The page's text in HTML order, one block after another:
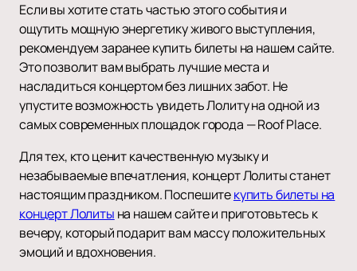
Если вы хотите стать частью этого события и
ощутить мощную энергетику живого выступления,
рекомендуем заранее купить билеты на нашем сайте.
Это позволит вам выбрать лучшие места и
насладиться концертом без лишних забот. Не
упустите возможность увидеть Лолиту на одной из
самых современных площадок города — Roof Place.
Для тех, кто ценит качественную музыку и
незабываемые впечатления, концерт Лолиты станет
настоящим праздником. Поспешитекупить билеты на
концерт Лолиты на нашем сайте и приготовьтесь к
вечеру, который подарит вам массу положительных
эмоций и вдохновения.